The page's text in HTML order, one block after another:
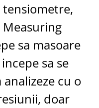
sa masoare
sa se
cu o
doar